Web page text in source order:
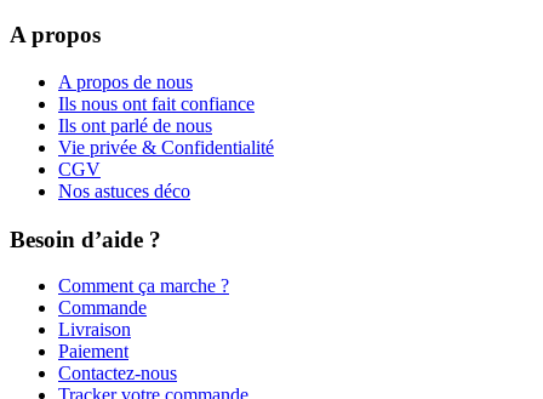
A propos
A propos de nous
Ils nous ont fait confiance
Ils ont parlé de nous
Vie privée & Confidentialité
CGV
Nos astuces déco
Besoin d’aide ?
Comment ça marche ?
Commande
Livraison
Paiement
Contactez-nous